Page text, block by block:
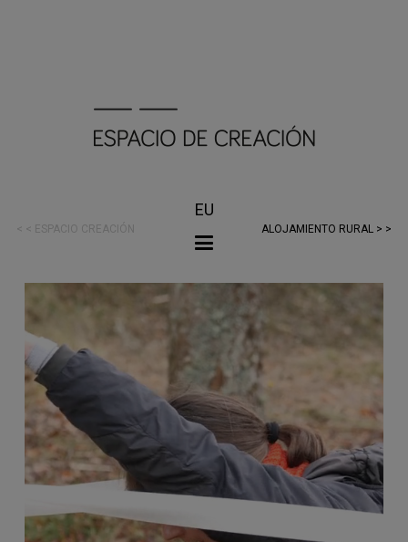
< < ESPACIO CREACIÓN
EU
ALOJAMIENTO RURAL > >